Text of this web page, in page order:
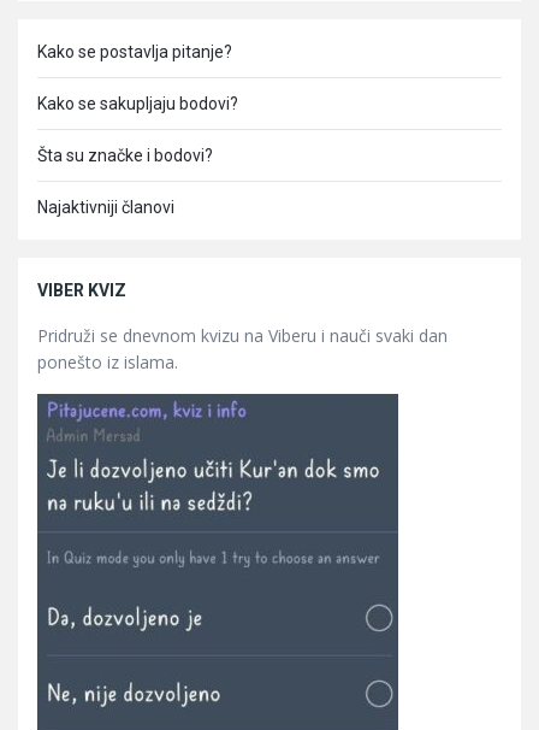
Kako se postavlja pitanje?
Kako se sakupljaju bodovi?
Šta su značke i bodovi?
Najaktivniji članovi
VIBER KVIZ
Pridruži se dnevnom kvizu na Viberu i nauči svaki dan
ponešto iz islama.